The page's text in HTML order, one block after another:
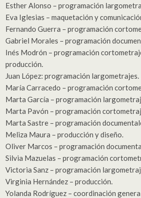
Esther Alonso – programación
Eva Iglesias – maquetación y
Fernando Guerra – programación
Gabriel Morales – programación
Inés Modrón – programación
producción.
Juan López: programación largometrajes.
María Carracedo – programación
Marta García – programación
Marta Pavón – programación
Marta Sastre – programación
Meliza Maura – producción y diseño.
Oliver Marcos – programación
Silvia Mazuelas – programación
Victoria Sanz – programación
Virginia Hernández – producción.
Yolanda Rodríguez – coordinación